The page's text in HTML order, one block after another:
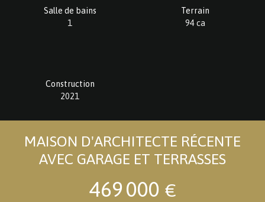
Salle de bains
1
Terrain
94 ca
Construction
2021
MAISON D'ARCHITECTE RÉCENTE
AVEC GARAGE ET TERRASSES
469 000 €